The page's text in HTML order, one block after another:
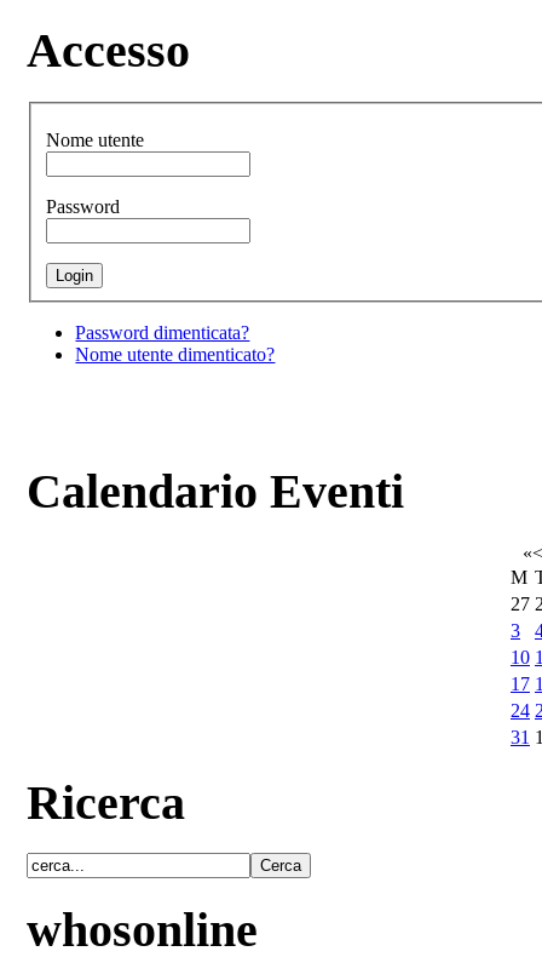
Accesso
Nome utente
Password
Password dimenticata?
Nome utente dimenticato?
Calendario Eventi
«<
M
27
3
10
17
24
31
Ricerca
whosonline